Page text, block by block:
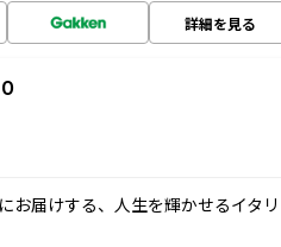
詳細を見る
お届けする、人生を輝かせるイタリ